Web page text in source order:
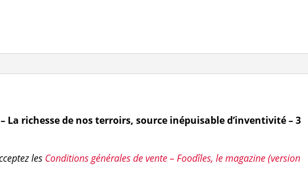
La richesse de nos terroirs, source inépuisable d’inventivité – 3
les Conditions générales de vente – Foodîles, le magazine (version